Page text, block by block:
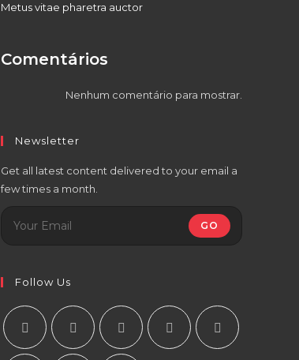
Metus vitae pharetra auctor
Comentários
Nenhum comentário para mostrar.
Newsletter
Get all latest content delivered to your email a
few times a month.
GO
Follow Us